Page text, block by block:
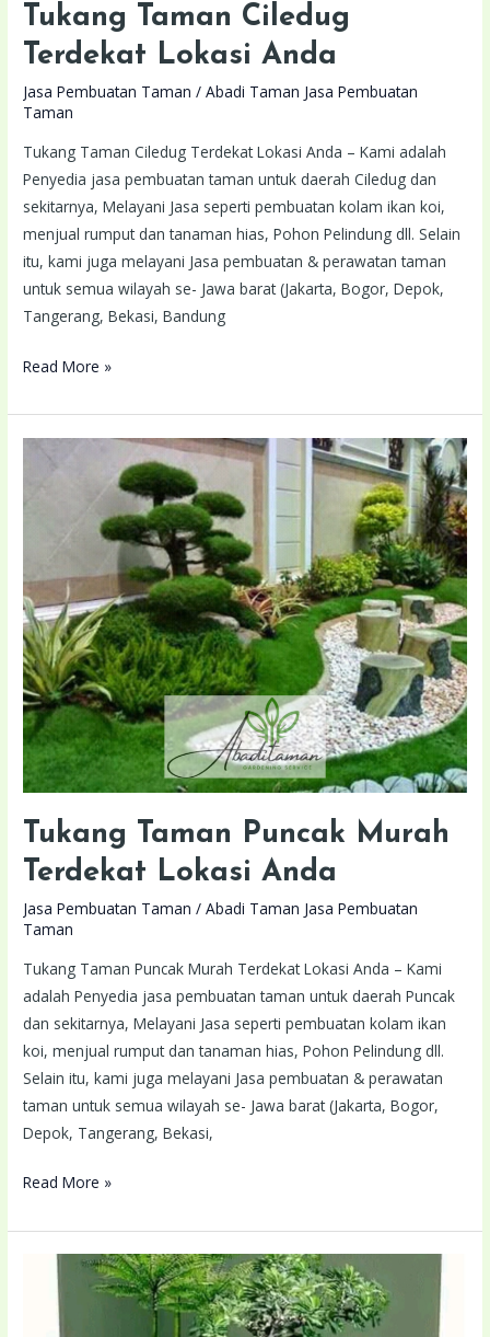
Tukang Taman Ciledug
Terdekat Lokasi Anda
Jasa Pembuatan Taman /Abadi Taman Jasa Pembuatan
Taman
Tukang Taman Ciledug Terdekat Lokasi Anda – Kami adalah
Penyedia jasa pembuatan taman untuk daerah Ciledug dan
sekitarnya, Melayani Jasa seperti pembuatan kolam ikan koi,
menjual rumput dan tanaman hias, Pohon Pelindung dll. Selain
itu, kami juga melayani Jasa pembuatan & perawatan taman
untuk semua wilayah se- Jawa barat (Jakarta, Bogor, Depok,
Tangerang, Bekasi, Bandung
Read More »
Tukang Taman Puncak Murah
Terdekat Lokasi Anda
Jasa Pembuatan Taman /Abadi Taman Jasa Pembuatan
Taman
Tukang Taman Puncak Murah Terdekat Lokasi Anda – Kami
adalah Penyedia jasa pembuatan taman untuk daerah Puncak
dan sekitarnya, Melayani Jasa seperti pembuatan kolam ikan
koi, menjual rumput dan tanaman hias, Pohon Pelindung dll.
Selain itu, kami juga melayani Jasa pembuatan & perawatan
taman untuk semua wilayah se- Jawa barat (Jakarta, Bogor,
Depok, Tangerang, Bekasi,
Tukang
Taman
Murah
Lokasi
Anda
Read More »
Taman
Ciawi